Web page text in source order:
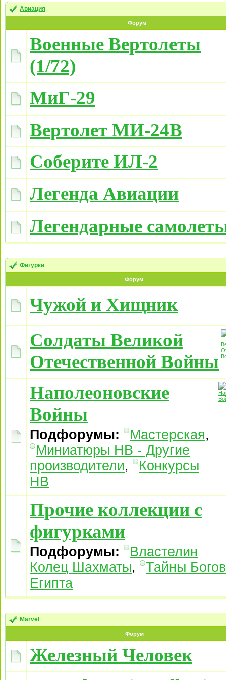
Авиация
Форум
Военные Вертолеты
(1/72)
МиГ-29
Вертолет МИ-24В
Соберите ИЛ-2
Легенда Авиации
Легендарные
Фигурки
Форум
Чужой и Хищник
Солдаты Великой
Отечественной Войны
Наполеоновские
Войны
Подфорумы: Мастерская,
Миниатюры НВ - Другие
производители,
Конкурсы
НВ
Прочие коллекции с
фигурками
Подфорумы:
Властелин
Колец Шахматы,
Тайны Богов
Египта
Marvel
Форум
Железный Человек